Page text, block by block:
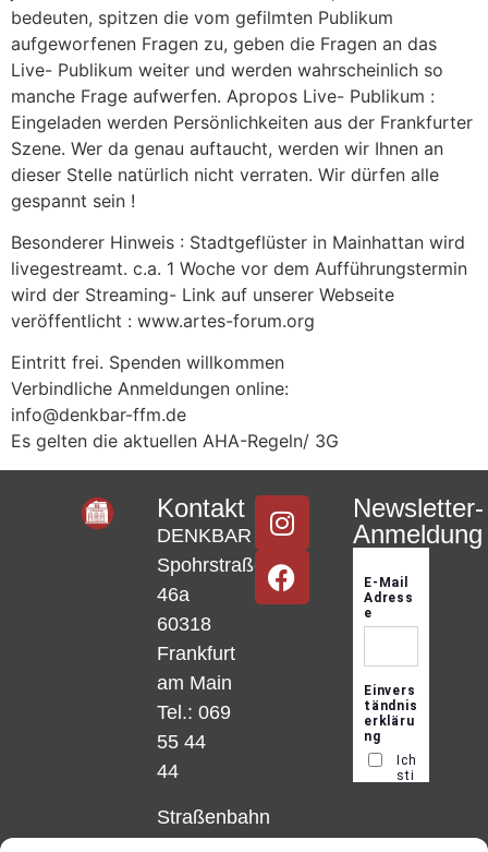
bedeuten, spitzen die vom gefilmten Publikum
aufgeworfenen Fragen zu, geben die Fragen an das
Live- Publikum weiter und werden wahrscheinlich so
manche Frage aufwerfen. Apropos Live- Publikum :
Eingeladen werden Persönlichkeiten aus der Frankfurter
Szene. Wer da genau auftaucht, werden wir Ihnen an
dieser Stelle natürlich nicht verraten. Wir dürfen alle
gespannt sein !
Besonderer Hinweis : Stadtgeflüster in Mainhattan wird
livegestreamt. c.a. 1 Woche vor dem Aufführungstermin
wird der Streaming- Link auf unserer Webseite
veröffentlicht : www.artes-forum.org
Eintritt frei. Spenden willkommen
Verbindliche Anmeldungen online:
info@denkbar-ffm.de
Es gelten die aktuellen AHA-Regeln/ 3G
Kontakt
DENKBAR
Spohrstraße
46a
60318
Frankfurt
am Main
Tel.: 069
55 44
44
Straßenbahn
Newsletter-
Anmeldung